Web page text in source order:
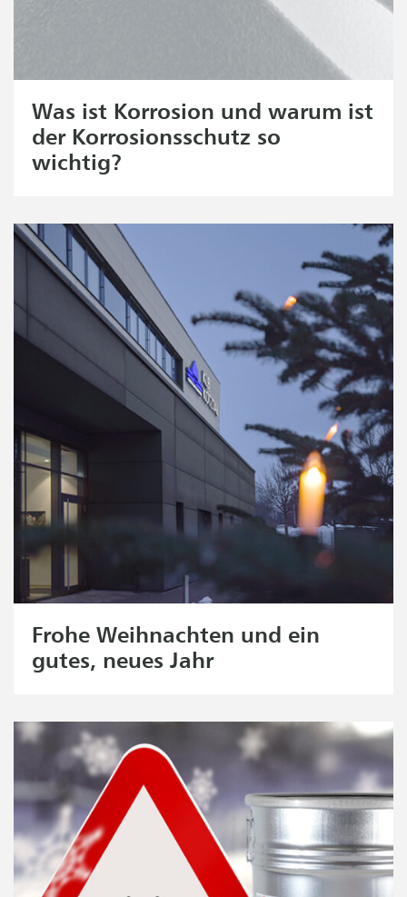
Was ist Korrosion und warum ist
der Korrosionsschutz so
wichtig?
Frohe Weihnachten und ein
gutes, neues Jahr